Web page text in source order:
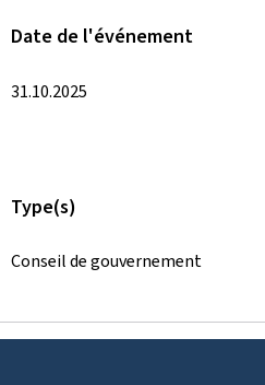
Date de l'événement
31.10.2025
Type(s)
Conseil de gouvernement